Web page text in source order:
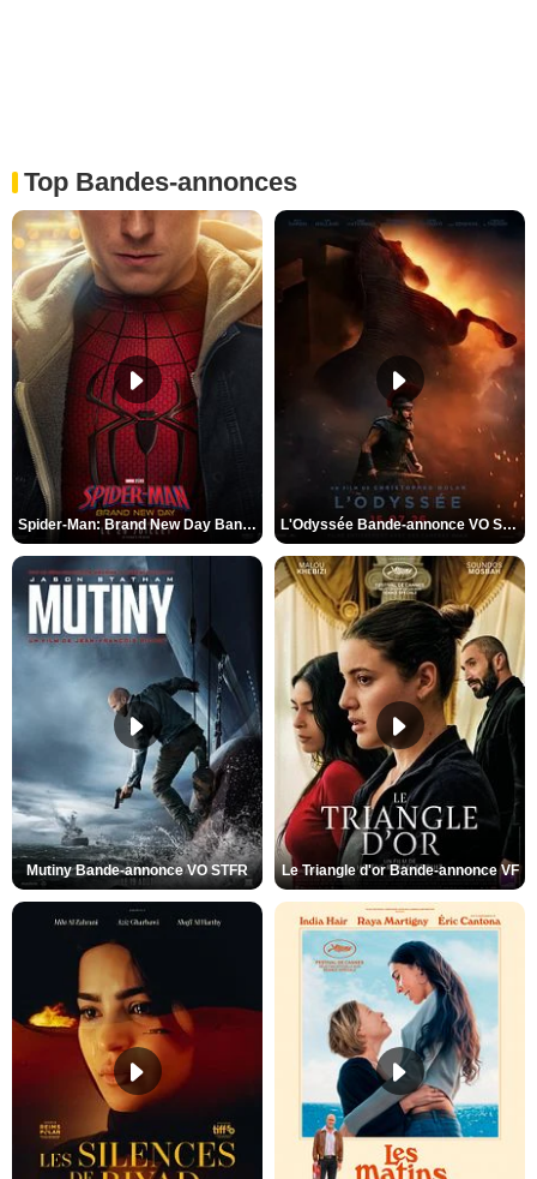
Top Bandes-annonces
Spider-Man: Brand New Day Bande-annonce VO STFR L'Odyssée Bande-annonce VO STFR
Mutiny Bande-annonce VO STFR Le Triangle d'or Bande-annonce VF